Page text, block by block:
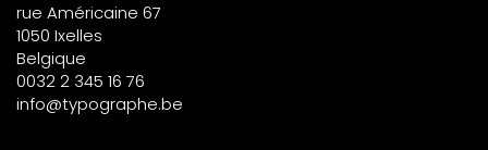
rue Américaine 67
1050 Ixelles
Belgique
0032 2 345 16 76
info@typographe.be